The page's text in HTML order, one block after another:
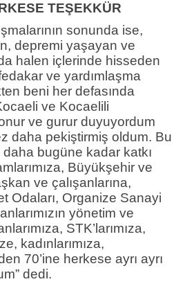
TEŞEKKÜR
sonunda ise,
depremi yaşayan ve
da halen içlerinde hisseden
ve yardımlaşma
beni her defasında
ve Kocaelili
ve gurur duyuyordum
daha pekiştirmiş oldum. Bu
bugüne kadar katkı
Büyükşehir ve
ve çalışanlarına,
Odaları, Organize Sanayi
yönetim ve
STK’larımıza,
kadınlarımıza,
70’ine herkese ayrı ayrı
dedi.